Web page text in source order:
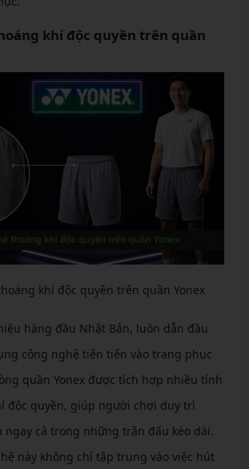
khí độc quyền trên quần
khí độc quyền trên quần Yonex
hàng đầu Nhật Bản, luôn dẫn đầu
công nghệ tiên tiến vào trang phục
quần Yonex được tích hợp nhiều tính
độc quyền, giúp người chơi duy trì
ngay cả trong những trận đấu kéo dài.
này không chỉ tập trung vào việc hút